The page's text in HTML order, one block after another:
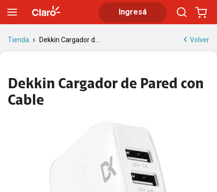
Ingresá
Tienda Dekkin Cargador d... Volver
Dekkin Cargador de Pared con
Cable
Dekkin Cargador de Pared con Cable | Tienda Claro